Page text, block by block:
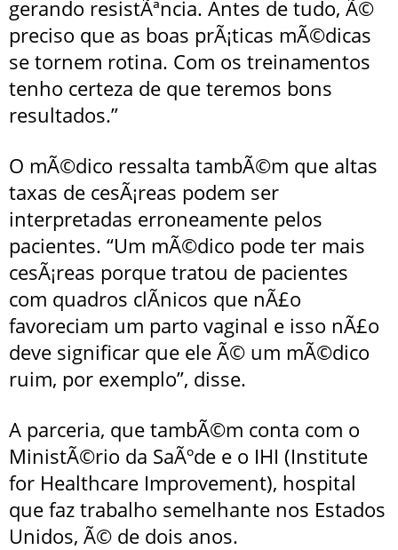
gerando resistÃªncia. Antes de tudo, Ã©
preciso que as boas prÃ¡ticas mÃ©dicas
se tornem rotina. Com os treinamentos
tenho certeza de que teremos bons
resultados.”
O mÃ©dico ressalta tambÃ©m que altas
taxas de cesÃ¡reas podem ser
interpretadas erroneamente pelos
pacientes. “Um mÃ©dico pode ter mais
cesÃ¡reas porque tratou de pacientes
com quadros clÃ­nicos que nÃ£o
favoreciam um parto vaginal e isso nÃ£o
deve significar que ele Ã© um mÃ©dico
ruim, por exemplo”, disse.
A parceria, que tambÃ©m conta com o
MinistÃ©rio da SaÃºde e o IHI (Institute
for Healthcare Improvement), hospital
que faz trabalho semelhante nos Estados
Unidos, Ã© de dois anos.